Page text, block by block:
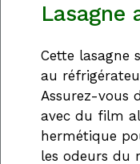
Lasagne
Cette lasagne
au
Assurez-vous
avec du film
hermétique
les odeurs du